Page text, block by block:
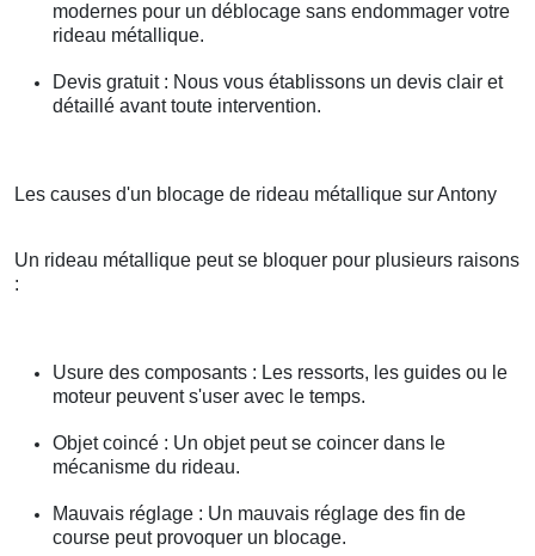
modernes pour un déblocage sans endommager votre
rideau métallique.
Devis gratuit : Nous vous établissons un devis clair et
détaillé avant toute intervention.
Les causes d'un blocage de rideau métallique sur Antony
Un rideau métallique peut se bloquer pour plusieurs raisons
:
Usure des composants : Les ressorts, les guides ou le
moteur peuvent s'user avec le temps.
Objet coincé : Un objet peut se coincer dans le
mécanisme du rideau.
Mauvais réglage : Un mauvais réglage des fin de
course peut provoquer un blocage.